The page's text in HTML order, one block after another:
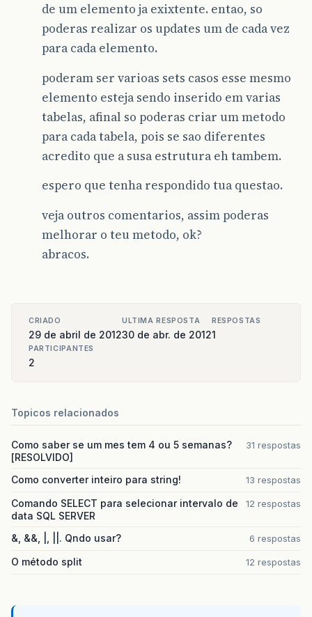
de um elemento ja exixtente. entao, so
poderas realizar os updates um de cada vez
para cada elemento.
poderam ser varioas sets casos esse mesmo
elemento esteja sendo inserido em varias
tabelas, afinal so poderas criar um metodo
para cada tabela, pois se sao diferentes
acredito que a susa estrutura eh tambem.
espero que tenha respondido tua questao.
veja outros comentarios, assim poderas
melhorar o teu metodo, ok?
abracos.
CRIADO
29 de abril de 2012
ULTIMA RESPOSTA
30 de abr. de 2012
RESPOSTAS
1
PARTICIPANTES
2
Topicos relacionados
Como saber se um mes tem 4 ou 5 semanas?
[RESOLVIDO]
31 respostas
Como converter inteiro para string! 13 respostas
Comando SELECT para selecionar intervalo de
data SQL SERVER
12 respostas
&, &&, |, ||. Qndo usar? 6 respostas
O método split 12 respostas